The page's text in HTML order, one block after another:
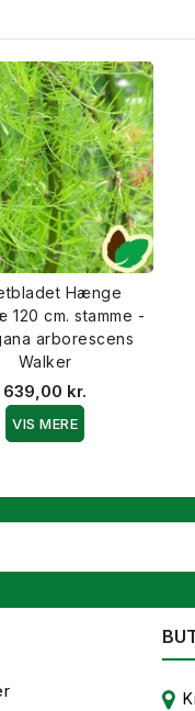
Hænge
cm. stamme -
arborescens
Walker
639,00 kr.
VIS MERE